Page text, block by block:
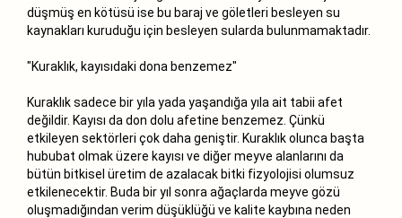
düşmüş en kötüsü ise bu baraj ve göletleri besleyen su
kaynakları kuruduğu için besleyen sularda bulunmamaktadır.
"Kuraklık, kayısıdaki dona benzemez"
Kuraklık sadece bir yıla yada yaşandığa yıla ait tabii afet
değildir. Kayısı da don dolu afetine benzemez. Çünkü
etkileyen sektörleri çok daha geniştir. Kuraklık olunca başta
hububat olmak üzere kayısı ve diğer meyve alanlarını da
bütün bitkisel üretim de azalacak bitki fizyolojisi olumsuz
etkilenecektir. Buda bir yıl sonra ağaçlarda meyve gözü
oluşmadığından verim düşüklüğü ve kalite kaybına neden